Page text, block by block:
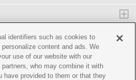
ント
identifiers such as cookies to
content and ads. We
use of our website with our
who may combine it with
have provided to them or that they